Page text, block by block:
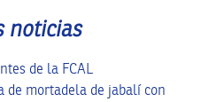
noticias
de la FCAL
de mortadela de jabalí con